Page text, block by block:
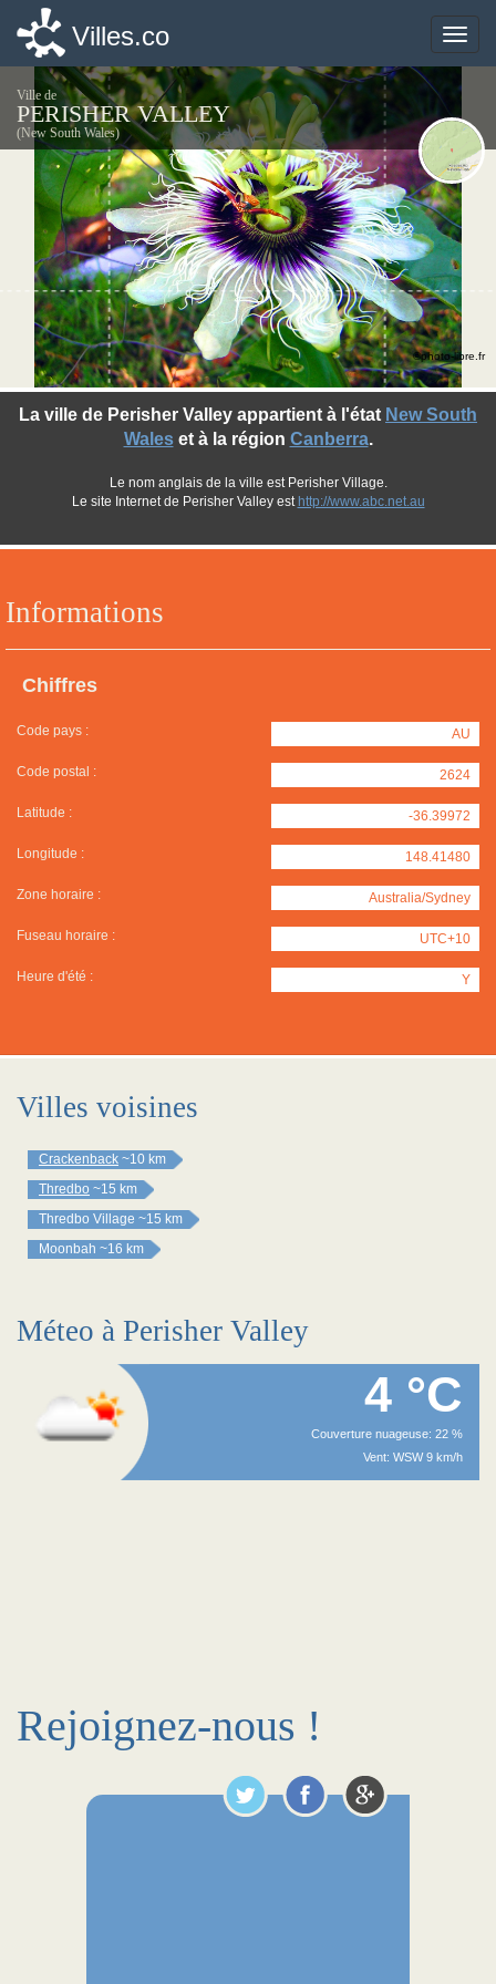
Toggle
Villes.co
Ville de
PERISHER VALLEY
(New South Wales)
Informations
Chiffres
Code pays : AU
Code postal : 2624
Latitude : -36.39972
Longitude : 148.41480
Zone horaire : Australia/Sydney
Fuseau horaire : UTC+10
Heure d'été : Y
La ville de Perisher Valley appartient à l'état New South
Waleset à la région Canberra.
Le nom anglais de la ville est Perisher Village.
Le site Internet de Perisher Valley est http://www.abc.net.au
©photo-libre.fr
Villes voisines
Crackenback ~10 km
Thredbo ~15 km
Thredbo Village ~15 km
Moonbah ~16 km
Méteo à Perisher Valley
4 °C
Couverture nuageuse: 22 %
Vent: WSW 9 km/h
Rejoignez-nous !
Toggle
Villes.co